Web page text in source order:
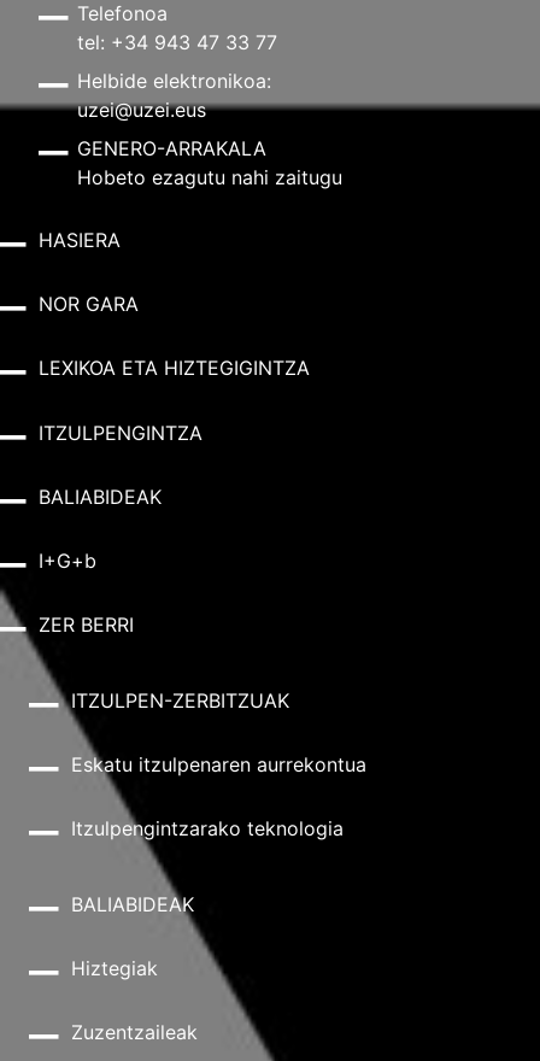
Telefonoa
tel: +34 943 47 33 77
Helbide elektronikoa:
uzei@uzei.eus
GENERO-ARRAKALA
Hobeto ezagutu nahi zaitugu
HASIERA
NOR GARA
LEXIKOA ETA HIZTEGIGINTZA
ITZULPENGINTZA
BALIABIDEAK
I+G+b
ZER BERRI
ITZULPEN-ZERBITZUAK
Eskatu itzulpenaren aurrekontua
Itzulpengintzarako teknologia
BALIABIDEAK
Hiztegiak
Zuzentzaileak